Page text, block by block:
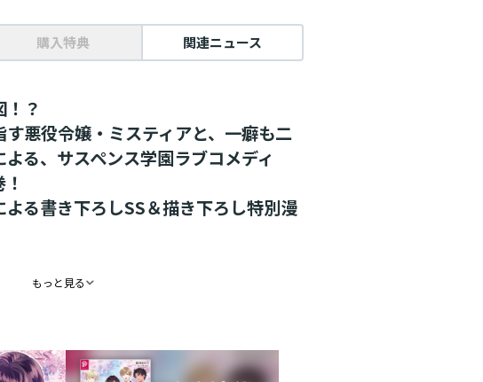
購入特典 関連ニュース
？
悪役令嬢・ミスティアと、一癖も二
る、サスペンス学園ラブコメディ
る書き下ろしSS＆描き下ろし特別漫
うになった。
らしていたフォルテ孤児院。
しながらメロの過去をたどるも、辻褄が合わ
もっと見る